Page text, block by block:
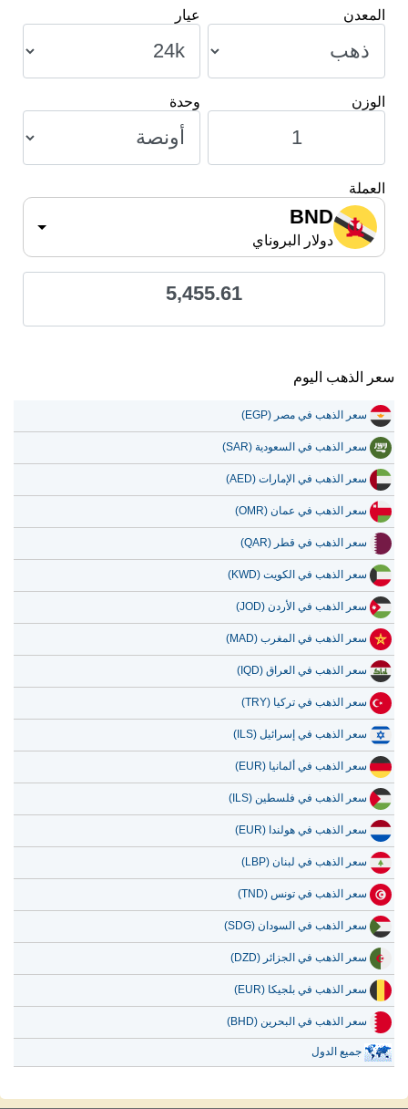
المعدن
عيار
الوزن وحدة
العملة
BND
دولار البروناي
5,455.61
سعر الذهب اليوم
سعر الذهب في مصر (EGP)
سعر الذهب في السعودية (SAR)
سعر الذهب في الإمارات (AED)
سعر الذهب في عمان (OMR)
سعر الذهب في قطر (QAR)
سعر الذهب في الكويت (KWD)
سعر الذهب في الأردن (JOD)
سعر الذهب في المغرب (MAD)
سعر الذهب في العراق (IQD)
سعر الذهب في تركيا (TRY)
سعر الذهب في إسرائيل (ILS)
سعر الذهب في ألمانيا (EUR)
سعر الذهب في فلسطين (ILS)
سعر الذهب في هولندا (EUR)
سعر الذهب في لبنان (LBP)
سعر الذهب في تونس (TND)
سعر الذهب في السودان (SDG)
سعر الذهب في الجزائر (DZD)
سعر الذهب في بلجيكا (EUR)
سعر الذهب في البحرين (BHD)
جميع الدول